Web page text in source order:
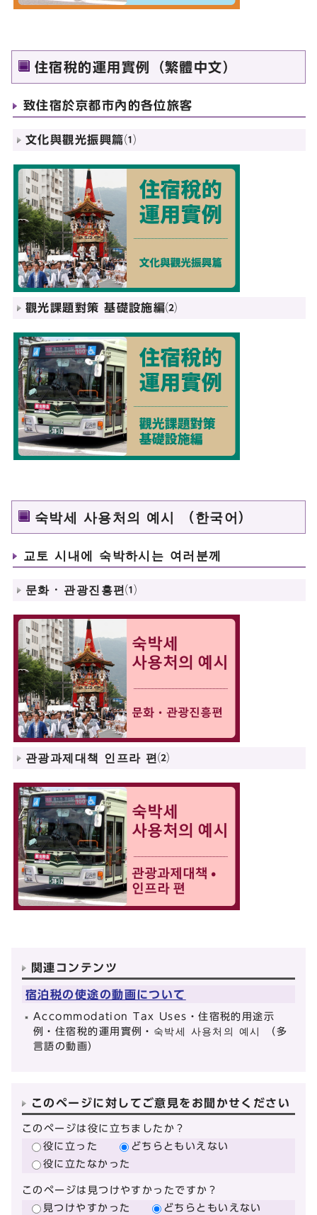
住宿稅的運用實例（繁體中文）
致住宿於京都市內的各位旅客
文化與觀光振興篇⑴
觀光課題對策 基礎設施編⑵
숙박세 사용처의 예시 （한국어）
교토 시내에 숙박하시는 여러분께
문화 · 관광진흥편⑴
관광과제대책 인프라 편⑵
関連コンテンツ
宿泊税の使途の動画について
Accommodation Tax Uses・住宿税的用途示
例・住宿稅的運用實例・숙박세 사용처의 예시 （多
言語の動画）
このページに対してご意見をお聞かせください
このページは役に立ちましたか？
役に立った
どちらともいえない
役に立たなかった
このページは見つけやすかったですか？
見つけやすかった
どちらともいえない